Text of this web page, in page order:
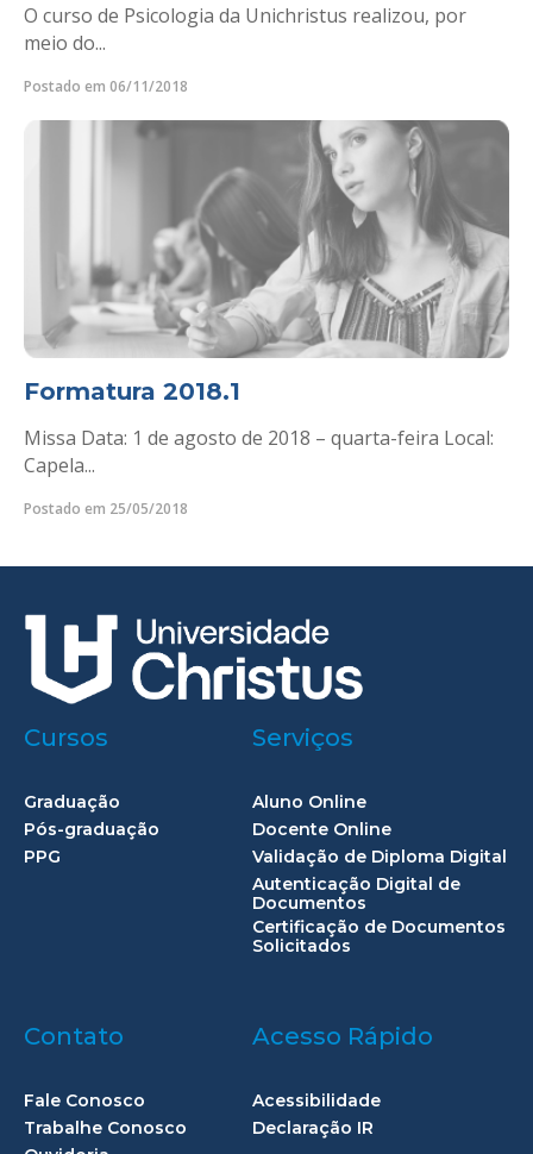
O curso de Psicologia da Unichristus realizou, por
meio do...
Postado em 06/11/2018
Formatura 2018.1
Missa Data: 1 de agosto de 2018 – quarta-feira Local:
Capela...
Postado em 25/05/2018
Cursos
Graduação
Pós-graduação
PPG
Serviços
Aluno Online
Docente Online
Validação de Diploma Digital
Autenticação Digital de
Documentos
Certificação de Documentos
Solicitados
Contato
Fale Conosco
Trabalhe Conosco
Acesso Rápido
Acessibilidade
Declaração IR